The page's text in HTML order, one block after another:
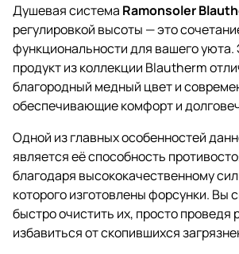
Душевая система Ramonsoler
регулировкой высоты — это
функциональности для вашего уюта.
продукт из коллекции Blautherm
благородный медный цвет и
обеспечивающие комфорт и
Одной из главных особенностей
является её способность
благодаря высококачественному
которого изготовлены форсунки. Вы
быстро очистить их, просто проведя
избавиться от скопившихся